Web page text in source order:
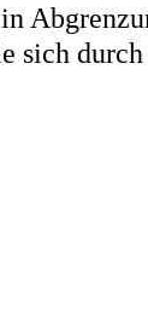
sich